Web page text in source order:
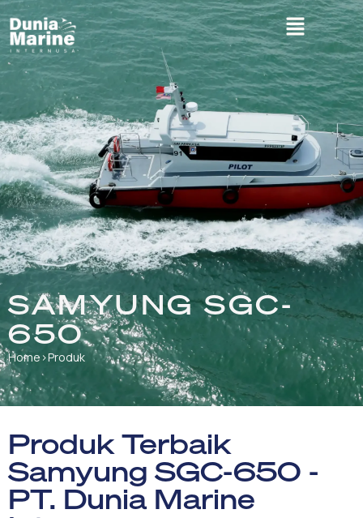
SAMYUNG SGC-
650
Home ›Produk
Produk Terbaik
Samyung SGC-650 -
PT. Dunia Marine